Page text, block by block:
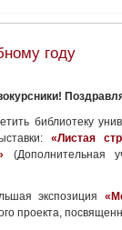
году
библиотеку
«Листая
(Дополнительная
экспозиция
проекта,